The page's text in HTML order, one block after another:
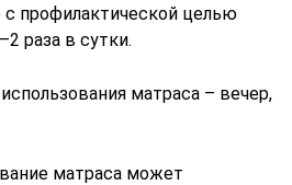
с профилактической целью
раза в сутки.
матраса – вечер,
матраса может